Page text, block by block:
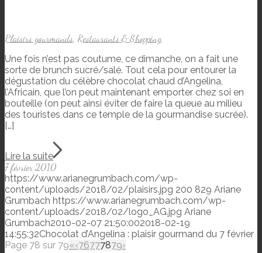
Plaisirs gourmands, Restaurants & Shopping
Une fois n’est pas coutume, ce dimanche, on a fait une
sorte de brunch sucré/salé. Tout cela pour entourer la
dégustation du célèbre chocolat chaud d’Angelina,
l’Africain, que l’on peut maintenant emporter chez soi en
bouteille (on peut ainsi éviter de faire la queue au milieu
des touristes dans ce temple de la gourmandise sucrée).
[…]
Lire la suite
7 février 2010
https://www.arianegrumbach.com/wp-
content/uploads/2018/02/plaisirs.jpg 200 829 Ariane
Grumbach https://www.arianegrumbach.com/wp-
content/uploads/2018/02/logo_AG.jpg Ariane
Grumbach2010-02-07 21:50:002018-02-19
14:55:32Chocolat d’Angelina : plaisir gourmand du 7 février
Page 78 sur 79«‹76777879›